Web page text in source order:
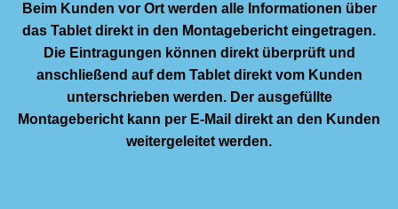
Beim Kunden vor Ort werden alle Informationen über
das Tablet direkt in den Montagebericht eingetragen.
Die Eintragungen können direkt überprüft und
anschließend auf dem Tablet direkt vom Kunden
unterschrieben werden. Der ausgefüllte
Montagebericht kann per E-Mail direkt an den Kunden
weitergeleitet werden.